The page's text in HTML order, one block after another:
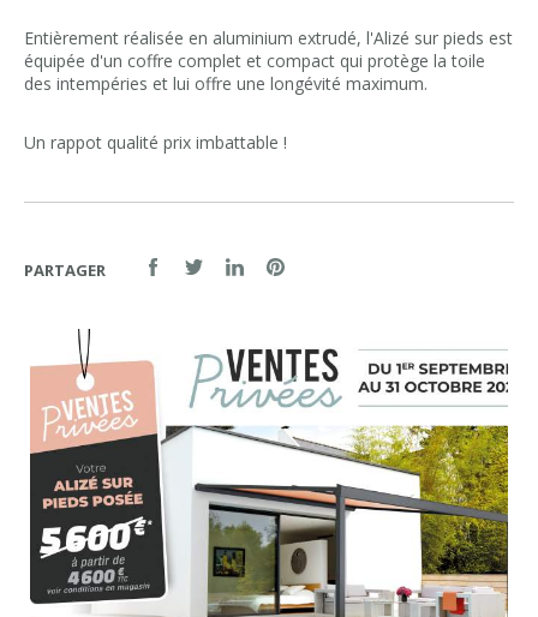
Entièrement réalisée en aluminium extrudé, l'Alizé sur pieds est
équipée d'un coffre complet et compact qui protège la toile
des intempéries et lui offre une longévité maximum.
Un rappot qualité prix imbattable !
PARTAGER